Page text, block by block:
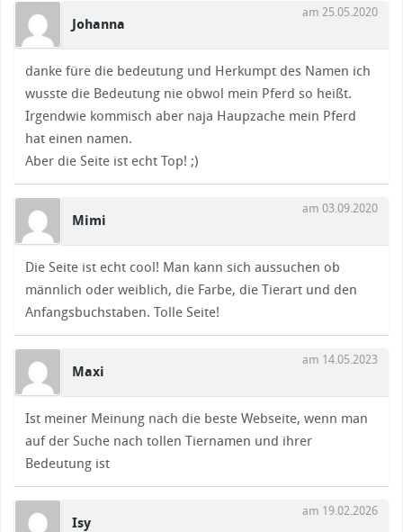
Johanna
am 25.05.2020
danke füre die bedeutung und Herkumpt des Namen ich
wusste die Bedeutung nie obwol mein Pferd so heißt.
Irgendwie kommisch aber naja Haupzache mein Pferd
hat einen namen.
Aber die Seite ist echt Top! ;)
Mimi
am 03.09.2020
Die Seite ist echt cool! Man kann sich aussuchen ob
männlich oder weiblich, die Farbe, die Tierart und den
Anfangsbuchstaben. Tolle Seite!
Maxi
am 14.05.2023
Ist meiner Meinung nach die beste Webseite, wenn man
auf der Suche nach tollen Tiernamen und ihrer
Bedeutung ist
Isy
am 19.02.2026